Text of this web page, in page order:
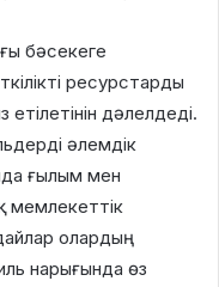
бәсекеге
ресурстарды
дәлелдеді.
әлемдік
ғылым мен
мемлекеттік
олардың
нарығында өз